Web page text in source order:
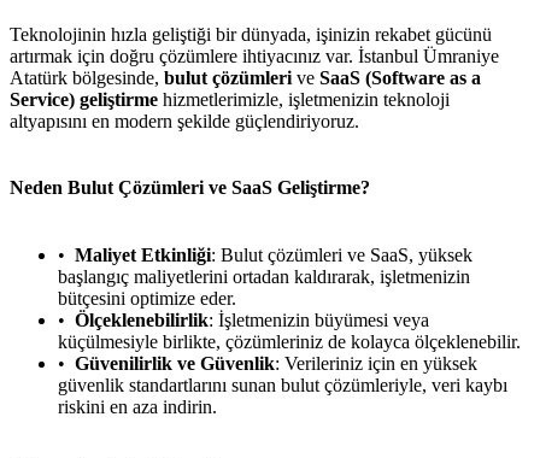
Teknolojinin hızla geliştiği bir dünyada, işinizin rekabet gücünü
artırmak için doğru çözümlere ihtiyacınız var. İstanbul Ümraniye
Atatürk bölgesinde, bulut çözümleri ve SaaS (Software as a
Service) geliştirme hizmetlerimizle, işletmenizin teknoloji
altyapısını en modern şekilde güçlendiriyoruz.
Neden Bulut Çözümleri ve SaaS Geliştirme?
Maliyet Etkinliği: Bulut çözümleri ve SaaS, yüksek
başlangıç maliyetlerini ortadan kaldırarak, işletmenizin
bütçesini optimize eder.
Ölçeklenebilirlik: İşletmenizin büyümesi veya
küçülmesiyle birlikte, çözümleriniz de kolayca ölçeklenebilir.
Güvenilirlik ve Güvenlik: Verileriniz için en yüksek
güvenlik standartlarını sunan bulut çözümleriyle, veri kaybı
riskini en aza indirin.